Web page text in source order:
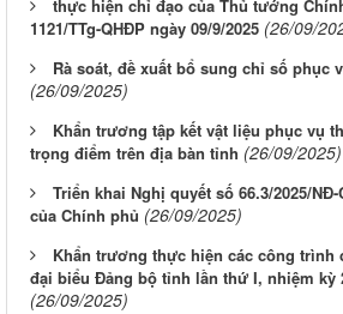
thực hiện chỉ đạo của Thủ tướng
1121/TTg-QHĐP ngày 09/9/2025 (26/09/
Rà soát, đề xuất bổ sung chỉ số phục
(26/09/2025)
Khẩn trương tập kết vật liệu phục vụ
trọng điểm trên địa bàn tỉnh (26/09/2025)
Triển khai Nghị quyết số 66.3/2025/NĐ-
của Chính phủ (26/09/2025)
Khẩn trương thực hiện các công trình
đại biểu Đảng bộ tỉnh lần thứ I, nhiệm kỳ
(26/09/2025)